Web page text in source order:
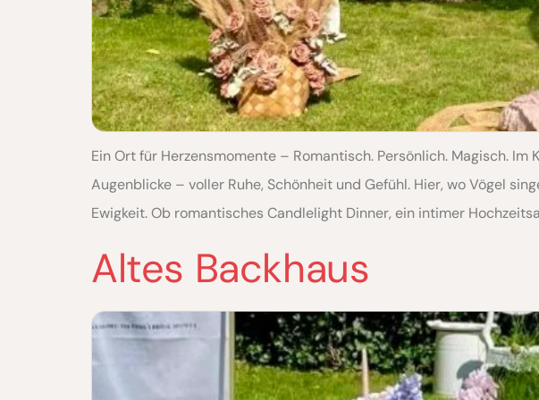
Ein Ort für Herzensmomente – Romantisch. Persönlich. Magisch.
Augenblicke – voller Ruhe, Schönheit und Gefühl. Hier, wo Vögel
Ewigkeit. Ob romantisches Candlelight Dinner, ein intimer
Altes Backhaus